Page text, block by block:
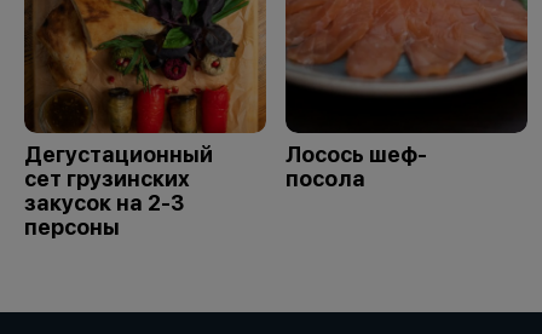
Дегустационный
сет грузинских
закусок на 2-3
персоны
Лосось шеф-
посола